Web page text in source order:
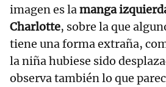
imagen es lamanga
Charlotte, sobre la que
tiene una forma extraña,
la niña hubiese sido
observa también lo que